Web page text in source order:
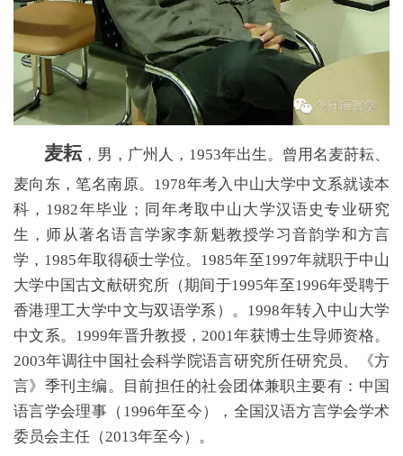
麦耘，男，广州人，1953年出生。曾用名麦莳耘、
麦向东，笔名南原。1978年考入中山大学中文系就读本
科，1982年毕业；同年考取中山大学汉语史专业研究
生，师从著名语言学家李新魁教授学习音韵学和方言
学，1985年取得硕士学位。1985年至1997年就职于中山
大学中国古文献研究所（期间于1995年至1996年受聘于
香港理工大学中文与双语学系）。1998年转入中山大学
中文系。1999年晋升教授，2001年获博士生导师资格。
2003年调往中国社会科学院语言研究所任研究员、《方
言》季刊主编。目前担任的社会团体兼职主要有：中国
语言学会理事（1996年至今），全国汉语方言学会学术
委员会主任（2013年至今）。